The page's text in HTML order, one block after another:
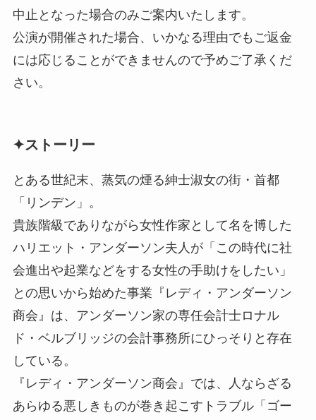
中止となった場合のみご案内いたします。
公演が開催された場合、いかなる理由でもご返金
には応じることができませんので予めご了承くだ
さい。
✦ストーリー
とある世紀末、蒸気の煙る紳士淑女の街・首都
「リンデン」。
貴族階級でありながら女性作家として名を博した
ハリエット・アンダーソン夫人が「この時代に社
会進出や起業などをする女性の手助けをしたい」
との思いから始めた事業『レディ・アンダーソン
商会』は、アンダーソン家の専任会計士ロナル
ド・ベルブリッジの会計事務所にひっそりと存在
している。
『レディ・アンダーソン商会』では、人ならざる
あらゆる悪しきものが巻き起こすトラブル「ゴー